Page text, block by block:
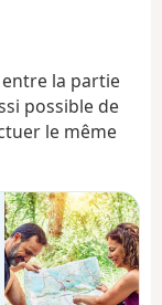
la partie
possible de
le même